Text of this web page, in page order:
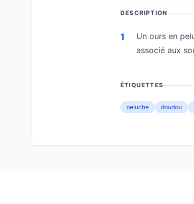
DESCRIPTION
1
Un ours en
associé aux
ÉTIQUETTES
peluche doudou